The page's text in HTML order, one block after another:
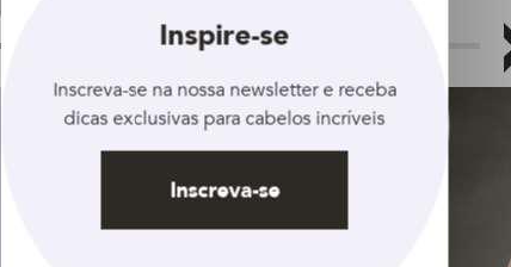
Inspire-se
Inscreva-se na nossa newsletter e receba
dicas exclusivas para cabelos incríveis
Inscreva-se